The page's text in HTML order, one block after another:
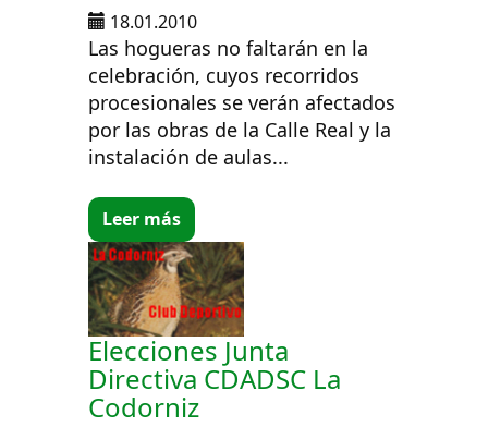
18.01.2010
Las hogueras no faltarán en la
celebración, cuyos recorridos
procesionales se verán afectados
por las obras de la Calle Real y la
instalación de aulas...
Leer más
Elecciones Junta
Directiva CDADSC La
Codorniz